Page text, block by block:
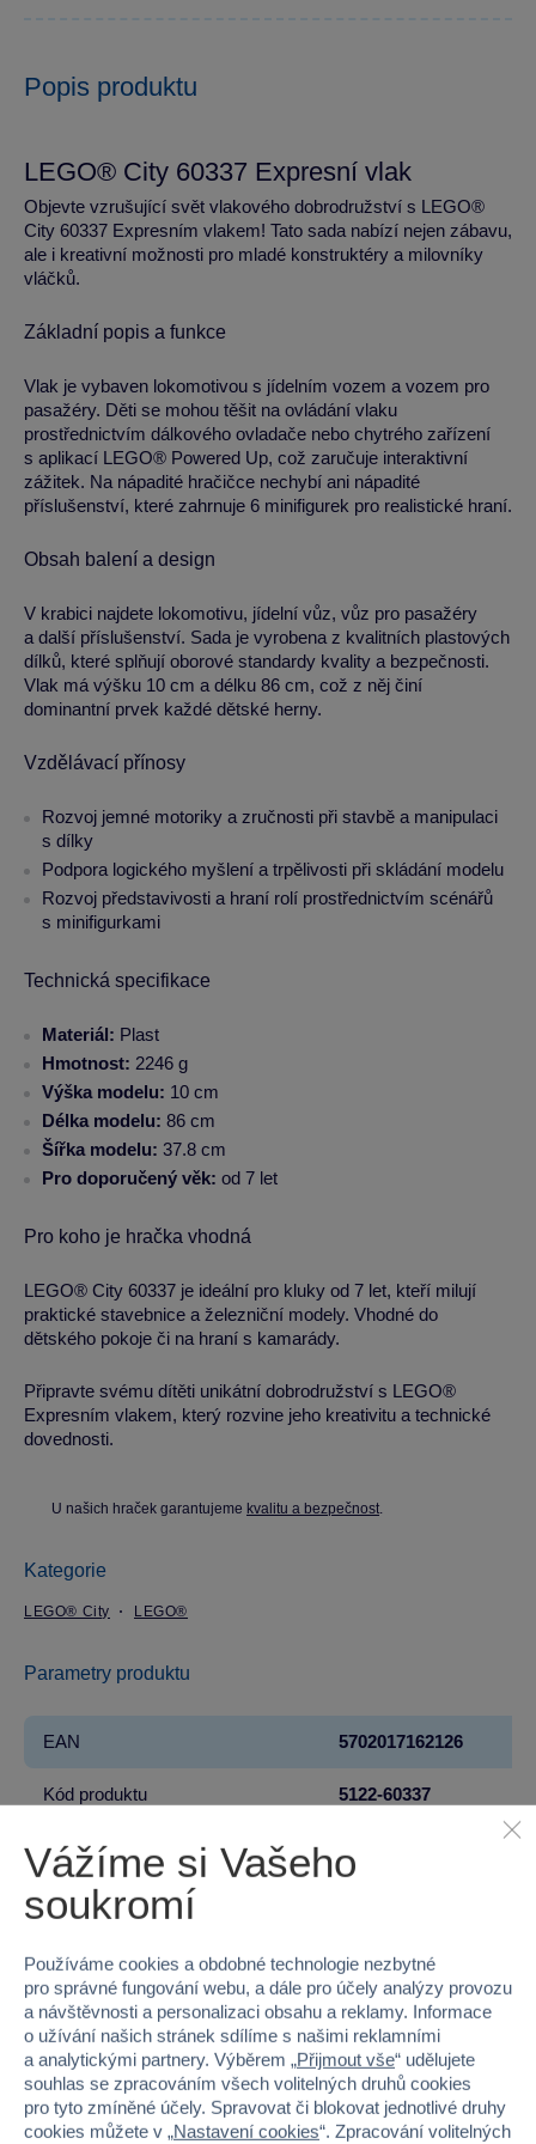
Popis produktu
LEGO® City 60337 Expresní vlak
Objevte vzrušující svět vlakového dobrodružství s LEGO®
City 60337 Expresním vlakem! Tato sada nabízí nejen zábavu,
ale i kreativní možnosti pro mladé konstruktéry a milovníky
vláčků.
Základní popis a funkce
Vlak je vybaven lokomotivou s jídelním vozem a vozem pro
pasažéry. Děti se mohou těšit na ovládání vlaku
prostřednictvím dálkového ovladače nebo chytrého zařízení
s aplikací LEGO® Powered Up, což zaručuje interaktivní
zážitek. Na nápadité hračičce nechybí ani nápadité
příslušenství, které zahrnuje 6 minifigurek pro realistické hraní.
Obsah balení a design
V krabici najdete lokomotivu, jídelní vůz, vůz pro pasažéry
a další příslušenství. Sada je vyrobena z kvalitních plastových
dílků, které splňují oborové standardy kvality a bezpečnosti.
Vlak má výšku 10 cm a délku 86 cm, což z něj činí
dominantní prvek každé dětské herny.
Vzdělávací přínosy
Rozvoj jemné motoriky a zručnosti při stavbě a manipulaci
s dílky
Podpora logického myšlení a trpělivosti při skládání modelu
Rozvoj představivosti a hraní rolí prostřednictvím scénářů
s minifigurkami
Technická specifikace
Materiál: Plast
Hmotnost: 2246 g
Výška modelu: 10 cm
Délka modelu: 86 cm
Šířka modelu: 37.8 cm
Pro doporučený věk: od 7 let
Pro koho je hračka vhodná
LEGO® City 60337 je ideální pro kluky od 7 let, kteří milují
praktické stavebnice a železniční modely. Vhodné do
dětského pokoje či na hraní s kamarády.
Připravte svému dítěti unikátní dobrodružství s LEGO®
Expresním vlakem, který rozvine jeho kreativitu a technické
dovednosti.
U našich hraček garantujeme kvalitu a bezpečnost
Kategorie
LEGO® City LEGO®
Parametry produktu
EAN 5702017162126
Kód produktu 5122-60337
Značka
Licence
Řada LEGO® City
Věk od 7
Pohlaví KLUK
Materiál PLAST
Vážíme si Vašeho
soukromí
Používáme cookies a obdobné technologie nezbytné
pro správné fungování webu, a dále pro účely analýzy provozu
a návštěvnosti a personalizaci obsahu a reklamy. Informace
o užívání našich stránek sdílíme s našimi reklamními
a analytickými partnery. Výběrem „Přijmout vše“ udělujete
souhlas se zpracováním všech volitelných druhů cookies
pro tyto zmíněné účely. Spravovat či blokovat jednotlivé druhy
cookies můžete v „Nastavení cookies“. Zpracování volitelných